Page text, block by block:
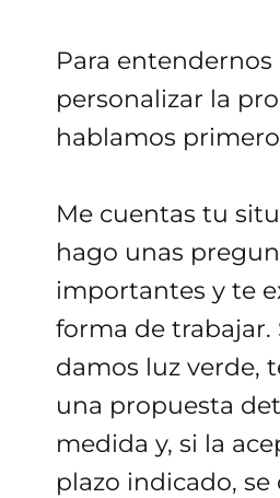
Para entendernos
personalizar la
hablamos
Me cuentas tu
hago unas
importantes y te
forma de trabajar.
damos luz verde,
una propuesta
medida y, si la
plazo indicado,